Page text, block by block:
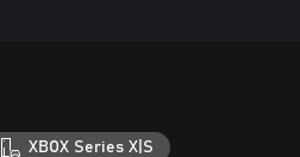
XBOX Series X|S